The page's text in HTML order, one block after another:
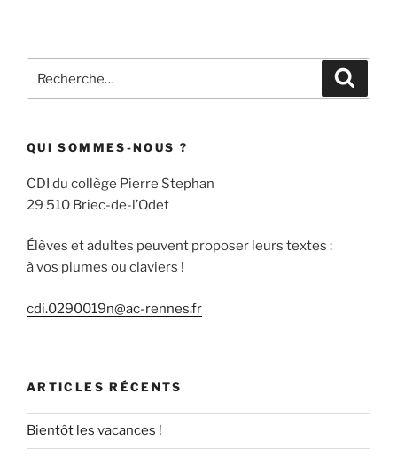
pour
QUI SOMMES-NOUS ?
CDI du collège Pierre Stephan
29 510 Briec-de-l’Odet
Élèves et adultes peuvent proposer leurs textes :
à vos plumes ou claviers !
cdi.0290019n@ac-rennes.fr
ARTICLES RÉCENTS
Bientôt les vacances !